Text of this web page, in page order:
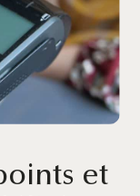
et